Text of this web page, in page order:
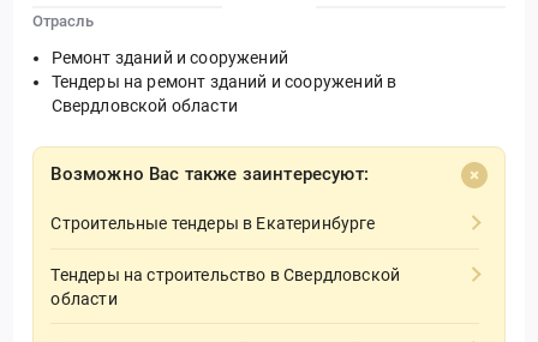
Отрасль
Ремонт зданий и сооружений
Тендеры на ремонт зданий и сооружений в
Свердловской области
Возможно Вас также заинтересуют:
Строительные тендеры в Екатеринбурге
Тендеры на строительство в Свердловской
области